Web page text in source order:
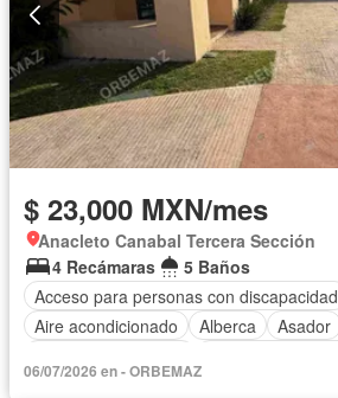
$ 23,000 MXN/mes
Anacleto Canabal Tercera Sección
4 Recámaras
5 Baños
Acceso para personas con discapacidad
Aire acondicionado
Alberca Asador
Cisterna
Cocina equipada
06/07/2026 en - ORBEMAZ